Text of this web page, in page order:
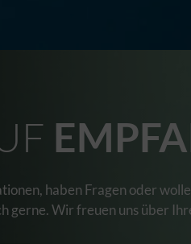
haben Fragen oder
gerne. Wir freuen uns über